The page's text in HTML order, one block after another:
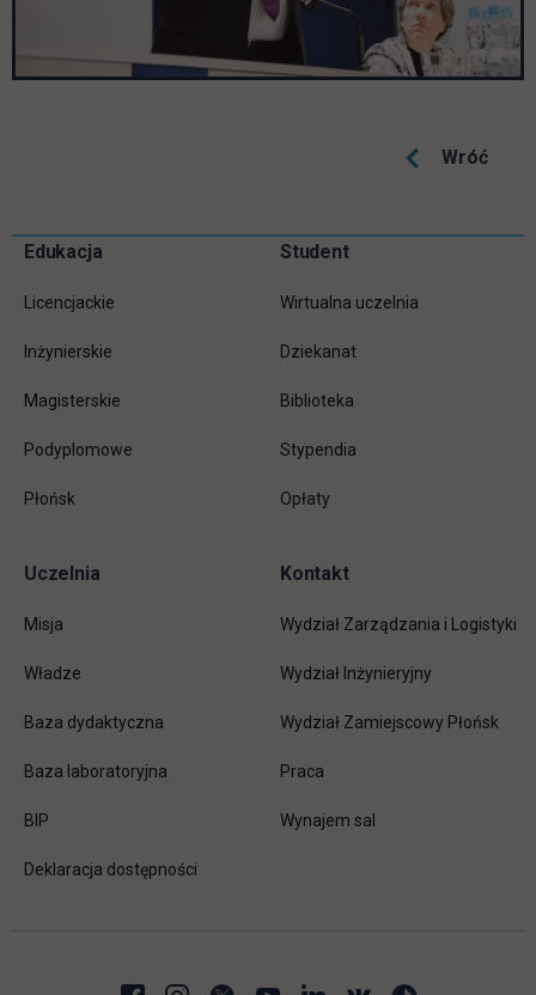
Wróć
Pomiń
Informacje w stopce
Edukacja
Licencjackie
Inżynierskie
Magisterskie
Podyplomowe
Płońsk
Student
Wirtualna uczelnia
Dziekanat
Biblioteka
Stypendia
Opłaty
Uczelnia
Misja
Władze
Baza dydaktyczna
Baza laboratoryjna
BIP
Deklaracja dostępności
Kontakt
Wydział Zarządzania i Logistyki
Wydział Inżynieryjny
Wydział Zamiejscowy Płońsk
Praca
Wynajem sal